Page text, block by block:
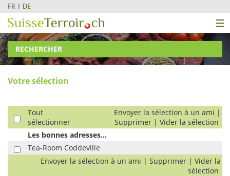
FR DE
RECHERCHER
Votre sélection
Tout
sélectionner
Envoyer la sélection à un ami |
Supprimer | Vider la sélection
Les bonnes adresses...
Tea-Room Coddeville
Envoyer la sélection à un ami | Supprimer | Vider la
sélection